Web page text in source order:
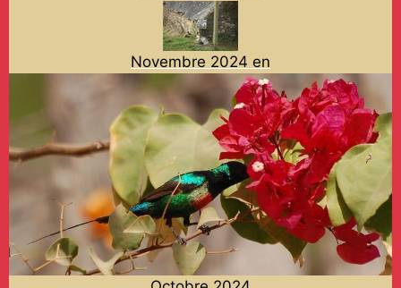
Novembre 2024 en